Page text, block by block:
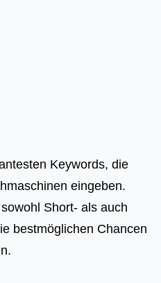
Keywords, die
eingeben.
Short- als auch
bestmöglichen Chancen